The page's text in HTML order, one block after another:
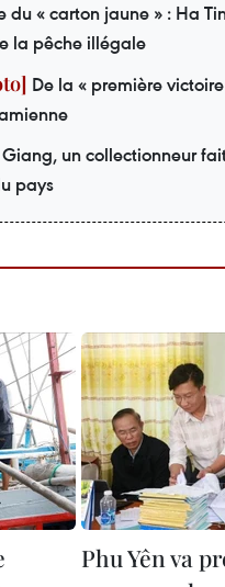
du « carton jaune » : Ha
la pêche illégale
De la « première
un collectionneur
pays
Phu Yên va